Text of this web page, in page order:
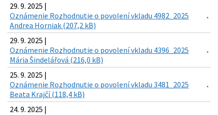
29. 9. 2025 |
Oznámenie Rozhodnutie o povolení vkladu 4982_2025
Andrea Horniak (207,2 kB)
29. 9. 2025 |
Oznámenie Rozhodnutie o povolení vkladu 4396_2025
Mária Šindelářová (216,0 kB)
25. 9. 2025 |
Oznámenie Rozhodnutie o povolení vkladu 3481_2025
Beata Krajčí (118,4 kB)
24. 9. 2025 |